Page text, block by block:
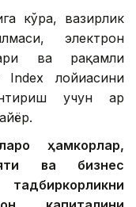
кўра, вазирлик
электрон
ва рақамли
лойиҳасини
учун ҳар
ҳамкорлар,
ва бизнес